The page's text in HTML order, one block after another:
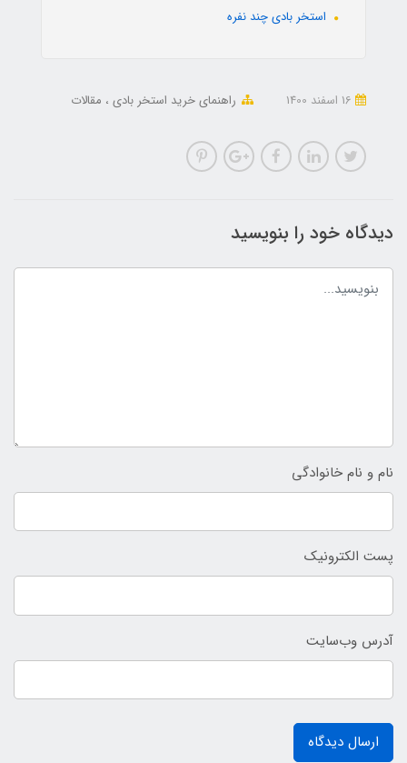
استخر بادی چند نفره
راهنمای خرید استخر بادی مقالات
دیدگاه خود را بنویسید
نام و نام خانوادگی
پست الکترونیک
آدرس وب‌سایت
ارسال دیدگاه